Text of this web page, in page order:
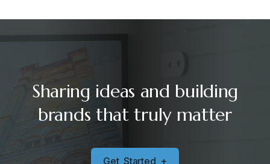
Sharing ideas and building
brands that truly matter
Get Started +